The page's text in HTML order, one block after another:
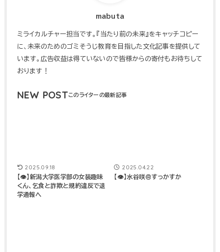
mabuta
ミライカルチャー担当です。『当たり前の未来』をキャッチコピー
に、未来のためのゴミそうじ教育を目指した文化記事を提供して
います。広告収益は得ていないので皆様からの寄付もお待ちして
おります！
NEW POST
2025.09.18
【👁】新潟大学医学部の女装趣味
くん、乞食と詐欺と規約違反で退
学通報へ
2025.04.22
【👁】水谷咲＠すっかすか